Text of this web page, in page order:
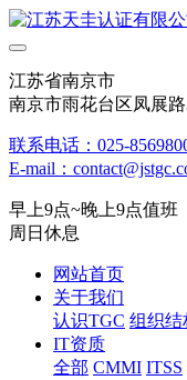
江苏省南京市
南京市雨花台区凤展
联系电话：025-
E-mail：
早上9点~晚上9点值班
周日休息
网站首页
关于我们
认识TGC 组织结
IT资质
全部 CMMI ITSS